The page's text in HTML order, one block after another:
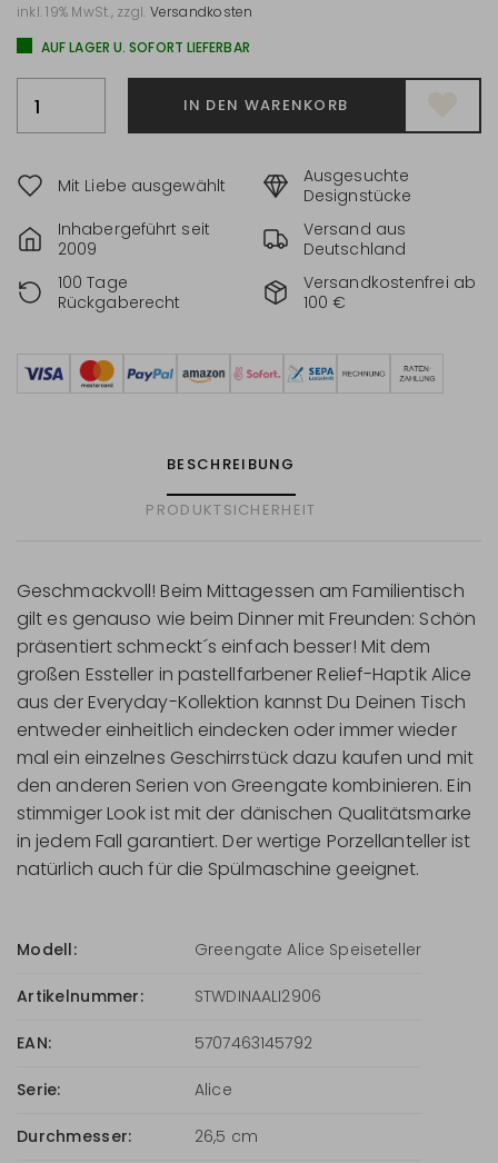
inkl. 19% MwSt., zzgl. Versandkosten
AUF LAGER U. SOFORT LIEFERBAR
IN DEN WARENKORB
Mit Liebe ausgewählt
Ausgesuchte
Designstücke
Inhabergeführt seit
2009
Versand aus
Deutschland
100 Tage
Rückgaberecht
Versandkostenfrei ab
100 €
BESCHREIBUNG
PRODUKTSICHERHEIT
Geschmackvoll! Beim Mittagessen am Familientisch
gilt es genauso wie beim Dinner mit Freunden: Schön
präsentiert schmeckt´s einfach besser! Mit dem
großen Essteller in pastellfarbener Relief-Haptik Alice
aus der Everyday-Kollektion kannst Du Deinen Tisch
entweder einheitlich eindecken oder immer wieder
mal ein einzelnes Geschirrstück dazu kaufen und mit
den anderen Serien von Greengate kombinieren. Ein
stimmiger Look ist mit der dänischen Qualitätsmarke
in jedem Fall garantiert. Der wertige Porzellanteller ist
natürlich auch für die Spülmaschine geeignet.
Modell: Greengate Alice Speiseteller
Artikelnummer: STWDINAALI2906
EAN: 5707463145792
Serie: Alice
Durchmesser: 26,5 cm